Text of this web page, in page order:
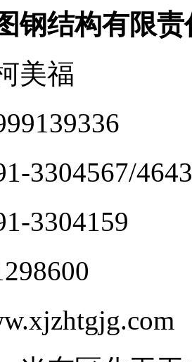
钢结构有限责
美福
3304567/
3304159